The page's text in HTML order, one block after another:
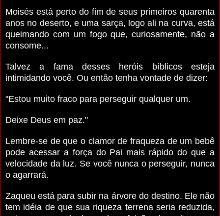
Moisés está perto do fim de seus primeiros quaren­ta
anos no deserto, e uma sarça, logo ali na curva, está
queimando com um fogo que, curiosamente, não a
con­some...
Talvez a fama desses heróis bíblicos esteja
intimidando você. Ou então tenha vontade de dizer:
"Estou muito fraco para perseguir qualquer um.
Deixe Deus em paz."
Lembre-se de que o clamor de fraqueza de um bebê
pode acessar a força do Pai mais rápido do que a
velocidade da luz. Se você nunca o perseguir, nunca
o agarrará.
Zaqueu está para subir na árvore do destino. Ele não
tem idéia de que sua riqueza terrena seria reduzida,